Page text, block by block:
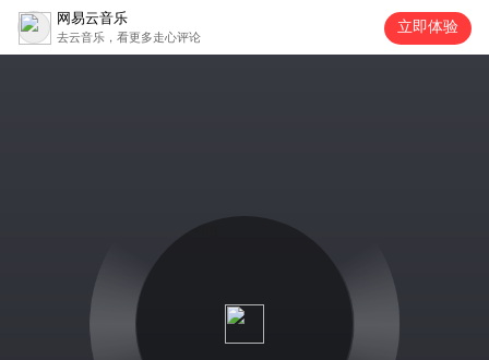
网易云音乐
去云音乐，看更多走心评论
立即体验